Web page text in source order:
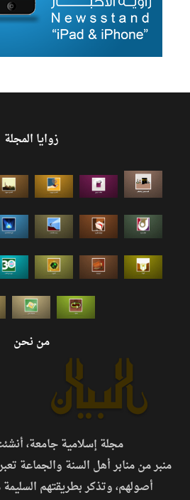
زوايا المجلة
من نحن
مجلة إسلامية جامعة، أنشئت عام
منبر من منابر أهل السنة والجماعة
أصولهم، وتذكر بطريقتهم